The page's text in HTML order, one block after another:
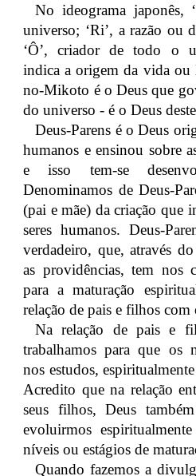
No ideograma japonês,
universo; ‘Ri’, a razão ou
‘Ô’, criador de todo o
indica a origem da vida ou
no-Mikoto é o Deus que
do universo - é o Deus
Deus-Parens é o Deus
humanos e ensinou sobre
e isso tem-se
Denominamos de Deus-
(pai e mãe) da criação que
seres humanos. Deus-
verdadeiro, que, através
as providências, tem nos
para a maturação
relação de pais e filhos com
Na relação de pais e
trabalhamos para que os
nos estudos,
Acredito que na relação
seus filhos, Deus
evoluirmos
níveis ou estágios de
Quando fazemos a